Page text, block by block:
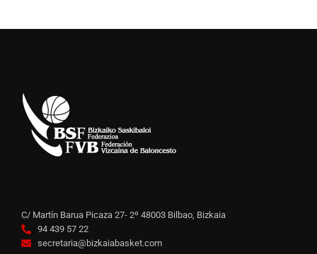
C/ Martín Barua Picaza 27- 2º 48003 Bilbao, Bizkaia
94 439 57 22
secretaria@bizkaiabasket.com